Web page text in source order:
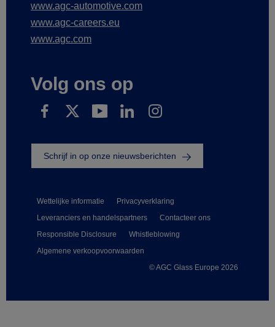
www.agc-automotive.com
www.agc-careers.eu
www.agc.com
Volg ons op
© AGC Glass Europe 2026
Wettelijke informatie
Privacyverklaring
Leveranciers en handelspartners
Contacteer ons
Responsible Disclosure
Whistleblowing
Algemene verkoopvoorwaarden
Schrijf in op onze nieuwsberichten